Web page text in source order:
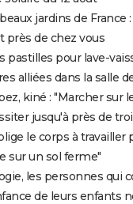
jardins de France
près de chez vous
pastilles pour lave-
alliées dans la salle
kiné : "Marcher sur
jusqu'à près de
le corps à travailler
sur un sol ferme"
les personnes qui
de leurs enfants